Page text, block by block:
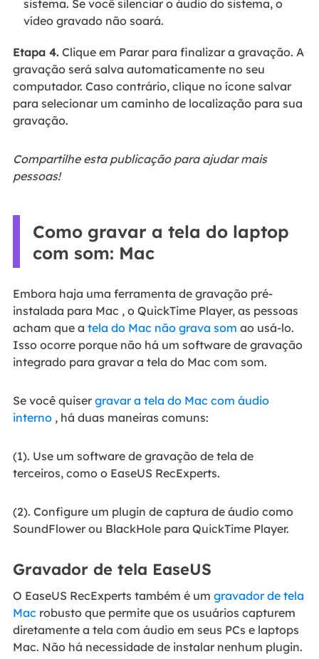
sistema. Se você silenciar o áudio do sistema, o
vídeo gravado não soará.
Etapa 4.Clique em Parar para finalizar a gravação. A
gravação será salva automaticamente no seu
computador. Caso contrário, clique no ícone salvar
para selecionar um caminho de localização para sua
gravação.
Compartilhe esta publicação para ajudar mais
pessoas!
Como gravar a tela do laptop
com som: Mac
Embora haja uma ferramenta de gravação pré-
instalada para Mac , o QuickTime Player, as pessoas
acham que a tela do Mac não grava som ao usá-lo.
Isso ocorre porque não há um software de gravação
integrado para gravar a tela do Mac com som.
Se você quiser gravar a tela do Mac com áudio
interno, há duas maneiras comuns:
(1). Use um software de gravação de tela de
terceiros, como o EaseUS RecExperts.
(2). Configure um plugin de captura de áudio como
SoundFlower ou BlackHole para QuickTime Player.
Gravador de tela EaseUS
O EaseUS RecExperts também é um gravador de tela
Mac robusto que permite que os usuários capturem
diretamente a tela com áudio em seus PCs e laptops
Mac. Não há necessidade de instalar nenhum plugin.